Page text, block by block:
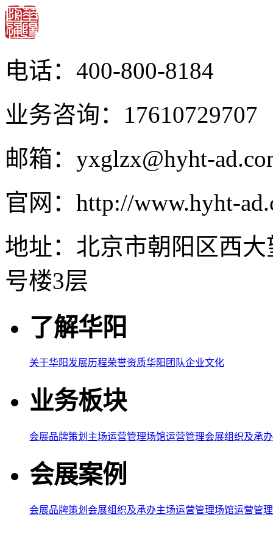
电话：400-800-8184
业务咨询：17610729707
邮箱：yxglzx@hyht-
官网：http://www.hyht-
地址：北京市朝阳区西
号楼3层
了解华阳
关于华阳发展历程荣誉资质华阳团队企业文化
业务板块
会展品牌策划 主场运营管理场馆运营管理会展组织及承办
会展案例
会展品牌策划 会展组织及承办主场运营管理场馆运营管理